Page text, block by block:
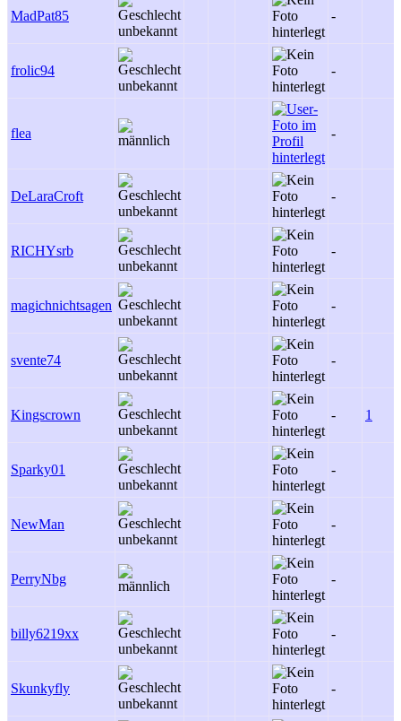
MadPat85 -
frolic94 -
flea -
DeLaraCroft -
RICHYsrb -
magichnichtsagen -
svente74 -
Kingscrown - 1
Sparky01 -
NewMan -
PerryNbg -
billy6219xx -
Skunkyfly -